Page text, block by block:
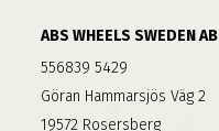
ABS WHEELS SWEDEN AB
556839 5429
Göran Hammarsjös Väg 2
19572 Rosersberg